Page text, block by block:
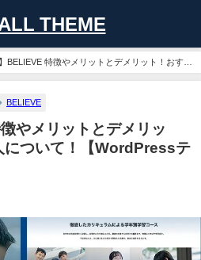
THEME
】BELIEVE 特徴やメリットとデメリット！おすす
ーマ】
BELIEVE
やメリットとデメリッ
について！【WordPressテ